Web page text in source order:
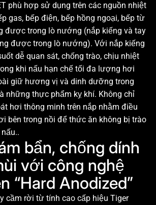
phù hợp sử dụng trên các nguồn nhiệt
gas, bếp điện, bếp hồng ngoại, bếp từ
được trong lò nướng (nắp kiếng và tay
được trong lò nướng). Với nắp kiếng
dễ quan sát, chống trào, chịu nhiệt
khi nấu hạn chế tối đa lượng hơi
giữ hương vị và dinh dưỡng trong
những thực phẩm kỵ khí. Không chỉ
hơi thông minh trên nắp nhằm điều
bên trong nồi để thức ăn không bị trào
bẩn, chống dính
với công nghệ
“Hard Anodized”
cầm rời từ tính cao cấp hiệu Tiger